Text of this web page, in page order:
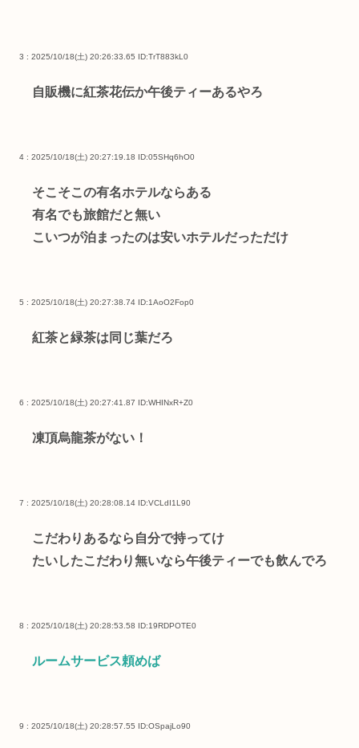
3 : 2025/10/18(土) 20:26:33.65 ID:TrT883kL0
自販機に紅茶花伝か午後ティーあるやろ
4 : 2025/10/18(土) 20:27:19.18 ID:05SHq6hO0
そこそこの有名ホテルならある
有名でも旅館だと無い
こいつが泊まったのは安いホテルだっただけ
5 : 2025/10/18(土) 20:27:38.74 ID:1AoO2Fop0
紅茶と緑茶は同じ葉だろ
6 : 2025/10/18(土) 20:27:41.87 ID:WHINxR+Z0
凍頂烏龍茶がない！
7 : 2025/10/18(土) 20:28:08.14 ID:VCLdI1L90
こだわりあるなら自分で持ってけ
たいしたこだわり無いなら午後ティーでも飲んでろ
8 : 2025/10/18(土) 20:28:53.58 ID:19RDPOTE0
ルームサービス頼めば
9 : 2025/10/18(土) 20:28:57.55 ID:OSpajLo90